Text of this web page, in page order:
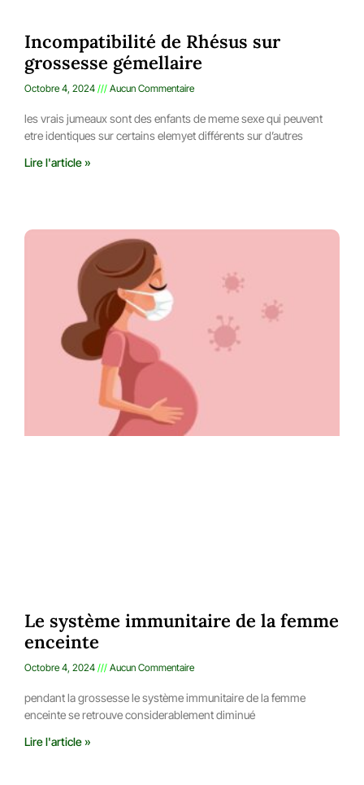
Incompatibilité de Rhésus sur
grossesse gémellaire
Octobre 4, 2024 Aucun Commentaire
les vrais jumeaux sont des enfants de meme sexe qui peuvent
etre identiques sur certains elemyet différents sur d’autres
Lire l'article »
Le système immunitaire de la femme
enceinte
Octobre 4, 2024 Aucun Commentaire
pendant la grossesse le système immunitaire de la femme
enceinte se retrouve considerablement diminué
Lire l'article »